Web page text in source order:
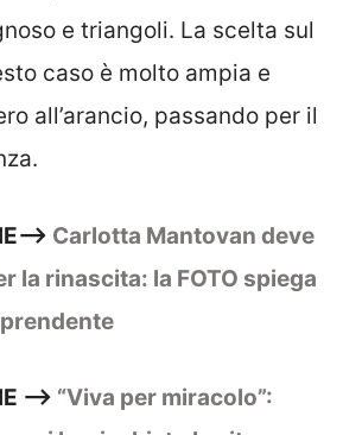
e triangoli. La scelta sul
caso è molto ampia e
all’arancio, passando per il
Carlotta Mantovan deve
la rinascita: la FOTO spiega
–> “Viva per miracolo”: